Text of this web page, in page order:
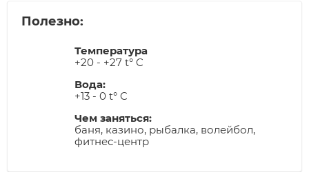
Полезно:
Температура
+20 - +27 t° C
Вода:
+13 - 0 t° C
Чем заняться:
баня, казино, рыбалка, волейбол,
фитнес-центр